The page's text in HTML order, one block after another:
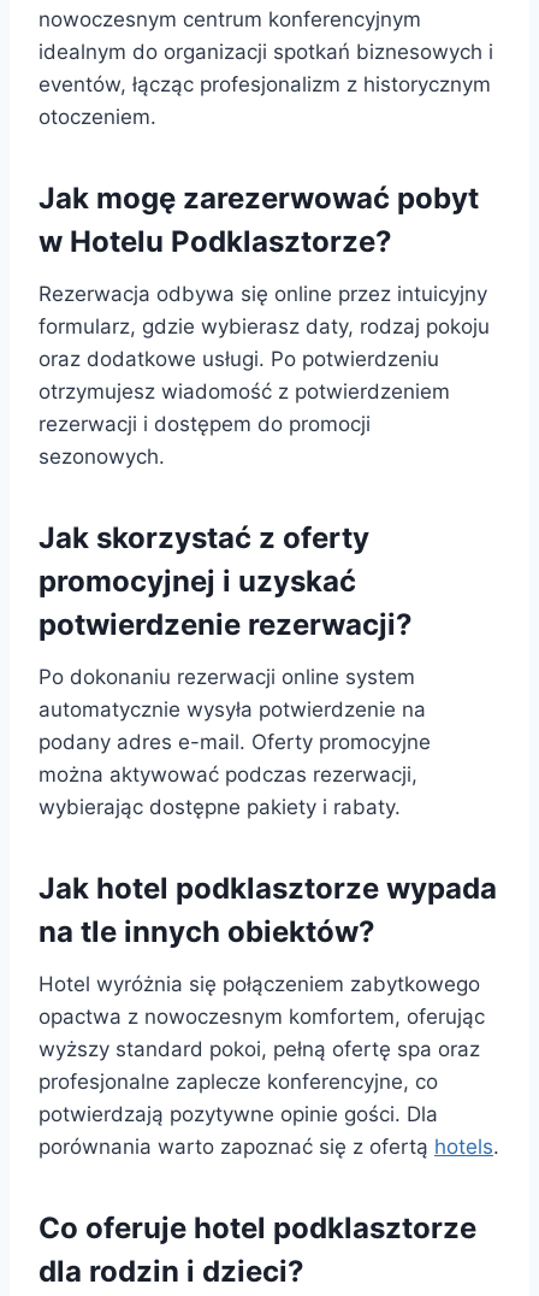
nowoczesnym centrum konferencyjnym
idealnym do organizacji spotkań biznesowych i
eventów, łącząc profesjonalizm z historycznym
otoczeniem.
Jak mogę zarezerwować pobyt
w Hotelu Podklasztorze?
Rezerwacja odbywa się online przez intuicyjny
formularz, gdzie wybierasz daty, rodzaj pokoju
oraz dodatkowe usługi. Po potwierdzeniu
otrzymujesz wiadomość z potwierdzeniem
rezerwacji i dostępem do promocji
sezonowych.
Jak skorzystać z oferty
promocyjnej i uzyskać
potwierdzenie rezerwacji?
Po dokonaniu rezerwacji online system
automatycznie wysyła potwierdzenie na
podany adres e-mail. Oferty promocyjne
można aktywować podczas rezerwacji,
wybierając dostępne pakiety i rabaty.
Jak hotel podklasztorze wypada
na tle innych obiektów?
Hotel wyróżnia się połączeniem zabytkowego
opactwa z nowoczesnym komfortem, oferując
wyższy standard pokoi, pełną ofertę spa oraz
profesjonalne zaplecze konferencyjne, co
potwierdzają pozytywne opinie gości. Dla
porównania warto zapoznać się z ofertą hotels.
Co oferuje hotel podklasztorze
dla rodzin i dzieci?